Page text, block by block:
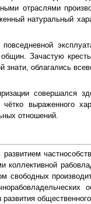
отраслями
натуральный
Зачастую
знати, облагались
совершался
выраженного
отношений.
свободных
общественного